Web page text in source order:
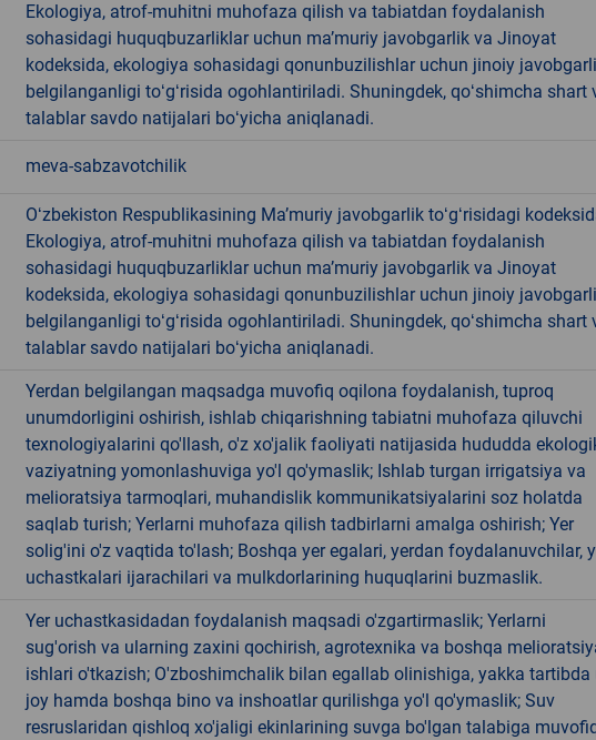
Ekologiya, atrof-muhitni muhofaza qilish va tabiatdan foydalanish
sohasidagi huquqbuzarliklar uchun maʼmuriy javobgarlik va Jinoyat
kodeksida, ekologiya sohasidagi qonunbuzilishlar uchun jinoiy
belgilanganligi toʻgʻrisida ogohlantiriladi. Shuningdek, qoʻshimcha shart
talablar savdo natijalari boʻyicha aniqlanadi.
meva-sabzavotchilik
Oʻzbekiston Respublikasining Maʼmuriy javobgarlik toʻgʻrisidagi
Ekologiya, atrof-muhitni muhofaza qilish va tabiatdan foydalanish
sohasidagi huquqbuzarliklar uchun maʼmuriy javobgarlik va Jinoyat
kodeksida, ekologiya sohasidagi qonunbuzilishlar uchun jinoiy
belgilanganligi toʻgʻrisida ogohlantiriladi. Shuningdek, qoʻshimcha shart
talablar savdo natijalari boʻyicha aniqlanadi.
Yerdan belgilangan maqsadga muvofiq oqilona foydalanish, tuproq
unumdorligini oshirish, ishlab chiqarishning tabiatni muhofaza qiluvchi
texnologiyalarini qo'llash, o'z xo'jalik faoliyati natijasida hududda
vaziyatning yomonlashuviga yo'l qo'ymaslik; Ishlab turgan irrigatsiya va
melioratsiya tarmoqlari, muhandislik kommunikatsiyalarini soz holatda
saqlab turish; Yerlarni muhofaza qilish tadbirlarni amalga oshirish; Yer
solig'ini o'z vaqtida to'lash; Boshqa yer egalari, yerdan foydalanuvchilar,
uchastkalari ijarachilari va mulkdorlarining huquqlarini buzmaslik.
Yer uchastkasidadan foydalanish maqsadi o'zgartirmaslik; Yerlarni
sug'orish va ularning zaxini qochirish, agrotexnika va boshqa
ishlari o'tkazish; O'zboshimchalik bilan egallab olinishiga, yakka tartibda
joy hamda boshqa bino va inshoatlar qurilishga yo'l qo'ymaslik; Suv
resruslaridan qishloq xo'jaligi ekinlarining suvga bo'lgan talabiga